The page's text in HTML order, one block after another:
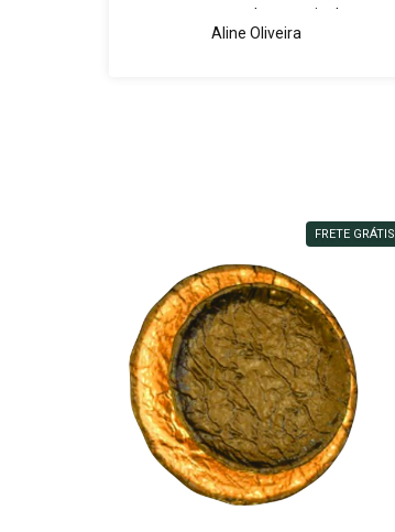
prazo, e os produtos muito bem
embalados. Super recomendo!
Aline Oliveira
FRETE GRÁTIS